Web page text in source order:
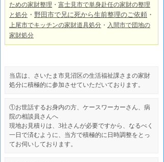
ための家財整理 ・ 富士見市で単身赴任の家財の整理
と処分 ・ 野田市で兄に死から生前整理のご依頼 ・
上尾市でキッチンの家財道具処分 ・ 入間市で団地の
家財処分
当店は、さいたま市見沼区の生活福祉課さまの家財
処分に積極的に参加させていただいております。
①お世話するお身内の方、ケースワーカーさん、病
院の相談員さんへ
現地お見積りは、3社さんが必要ですから、なるべく
一日で済むように、当方で積極的に日時調整をとっ
てお伺いしております。